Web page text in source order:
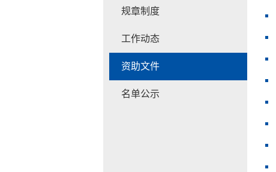
规章制度
工作动态
资助文件
名单公示